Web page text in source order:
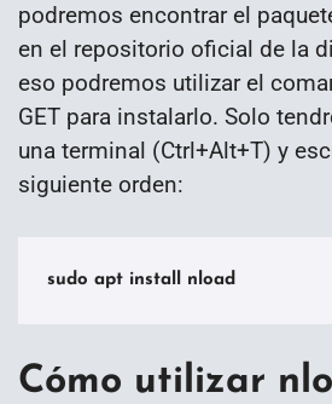
podremos encontrar el
en el repositorio oficial de la
eso podremos utilizar el
GET para instalarlo. Solo
una terminal (Ctrl+Alt+T) y
siguiente orden:
sudo apt install nload
Cómo utilizar